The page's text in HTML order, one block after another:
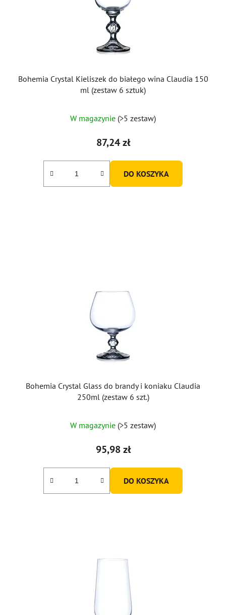
Bohemia Crystal Kieliszek do białego wina Claudia 150
ml (zestaw 6 sztuk)
ocena
produktu
5,0
W magazynie (>5 zestaw)
87,24 zł
DO KOSZYKA
Bohemia Crystal Glass do brandy i koniaku Claudia
250ml (zestaw 6 szt.)
ocena
produktu
5,0
W magazynie (>5 zestaw)
95,98 zł
DO KOSZYKA